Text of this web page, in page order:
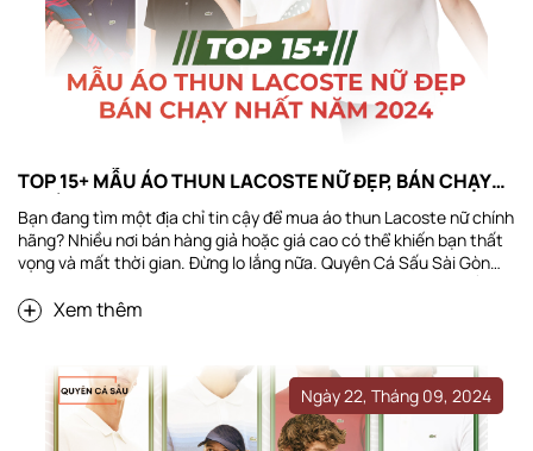
TOP 15+ MẪU ÁO THUN LACOSTE NỮ ĐẸP, BÁN CHẠY
NHẤT NĂM 2025
Bạn đang tìm một địa chỉ tin cậy để mua áo thun Lacoste nữ chính
hãng? Nhiều nơi bán hàng giả hoặc giá cao có thể khiến bạn thất
vọng và mất thời gian. Đừng lo lắng nữa. Quyên Cá Sấu Sài Gòn
với chất lượng tuyệt vời và giá hợp lý. Hãy khám phá ngay để tìm
hiểu lý do tại sao chúng tôi là lựa chọn hàng đầu cho bạn. Top các
Xem thêm
Ngày 22, Tháng 09, 2024